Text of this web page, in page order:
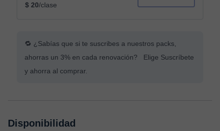
$ 20/clase
🔁 ¿Sabías que si te suscribes a nuestros packs,
ahorras un 3% en cada renovación? Elige Suscríbete
y ahorra al comprar.
Disponibilidad